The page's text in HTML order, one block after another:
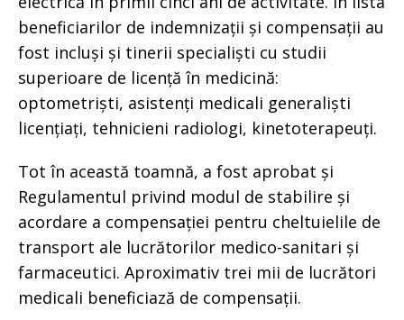
beneficiarilor de indemnizații și compensații au
fost incluși și tinerii specialiști cu studii
superioare de licență în medicină:
optometriști, asistenți medicali generaliști
licențiați, tehnicieni radiologi, kinetoterapeuți.
Tot în această toamnă, a fost aprobat și
Regulamentul privind modul de stabilire și
acordare a compensației pentru cheltuielile de
transport ale lucrătorilor medico-sanitari și
farmaceutici. Aproximativ trei mii de lucrători
medicali beneficiază de compensații.